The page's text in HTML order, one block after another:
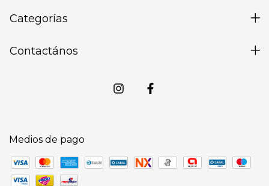
Categorías
Contactános
Medios de pago